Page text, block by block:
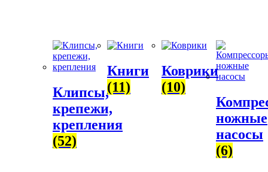
Клипсы,
крепежи,
крепления
(52)
Книги
(11)
Коврики
(10)
ножные
насосы
(6)